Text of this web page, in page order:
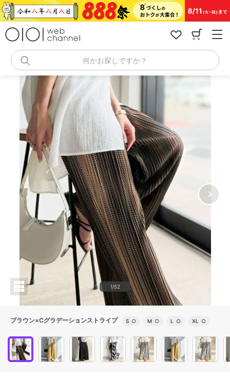
コ
ン
何かお探しですか？
1/52
ブラウン×Cグラデーションストライプ S ○ M ○ L ○ XL ○